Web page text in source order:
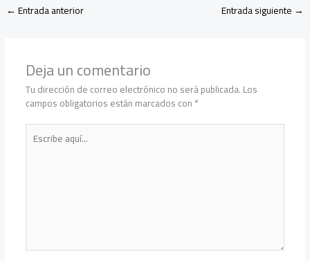
←Entrada anterior Entrada siguiente →
Deja un comentario
Tu dirección de correo electrónico no será publicada.Los
campos obligatorios están marcados con*
Escribe
aquí...